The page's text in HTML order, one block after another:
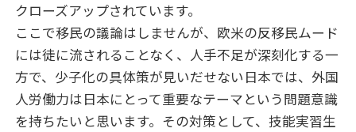
クローズアップされています。
ここで移民の議論はしませんが、欧米の反移民ムード
には徒に流されることなく、人手不足が深刻化する一
方で、少子化の具体策が見いだせない日本では、外国
人労働力は日本にとって重要なテーマという問題意識
を持ちたいと思います。その対策として、技能実習生